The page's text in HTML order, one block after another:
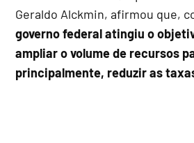
Geraldo Alckmin, afirmou que,
governo federal atingiu o
ampliar o volume de recursos
principalmente, reduzir as